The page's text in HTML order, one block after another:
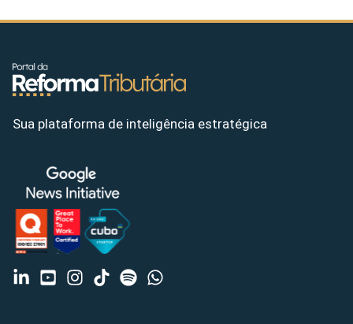
Sua plataforma de inteligência estratégica